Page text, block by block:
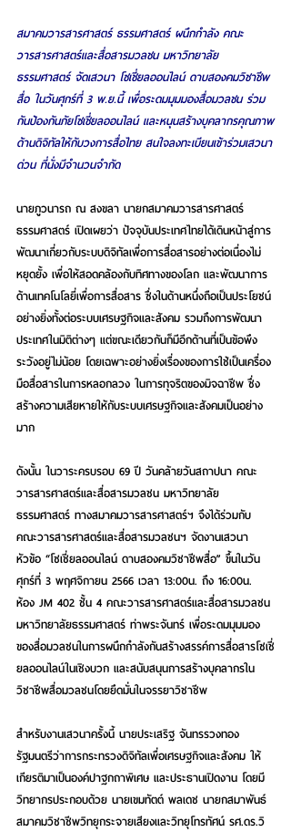
สมาคมวารสารศาสตร์ ธรรมศาสตร์ ผนึกกำลัง คณะ
วารสารศาสตร์และสื่อสารมวลชน มหาวิทยาลัย
ธรรมศาสตร์ จัดเสวนา โซเชี่ยลออนไลน์ ดาบสองคมวิชาชีพ
สื่อ ในวันศุกร์ที่ 3 พ.ย.นี้ เพื่อระดมมุมมองสื่อมวลชน ร่วม
กันป้องกันภัยโซเชี่ยลออนไลน์ และหนุนสร้างบุคลากรคุณภาพ
ด้านดิจิทัลให้กับวงการสื่อไทย สนใจลงทะเบียนเข้าร่วมเสวนา
ด่วน ที่นั่งมีจำนวนจำกัด
นายภูวนารถ ณ สงขลา นายกสมาคมวารสารศาสตร์
ธรรมศาสตร์ เปิดเผยว่า ปัจจุบันประเทศไทยได้เดินหน้าสู่การ
พัฒนาเกี่ยวกับระบบดิจิทัลเพื่อการสื่อสารอย่างต่อเนื่องไม่
หยุดยั้ง เพื่อให้สอดคล้องกับทิศทางของโลก และพัฒนาการ
ด้านเทคโนโลยี่เพื่อการสื่อสาร ซึ่งในด้านหนึ่งถือเป็นประโยชน์
อย่างยิ่งทั้งต่อระบบเศรษฐกิจและสังคม รวมถึงการพัฒนา
ประเทศในมิติต่างๆ แต่ขณะเดียวกันก็มีอีกด้านที่เป็นข้อพึง
ระวังอยู่ไม่น้อย โดยเฉพาะอย่างยิ่งเรื่องของการใช้เป็นเครื่อง
มือสื่อสารในการหลอกลวง ในการทุจริตของมิจฉาชีพ ซึ่ง
สร้างความเสียหายให้กับระบบเศรษฐกิจและสังคมเป็นอย่าง
มาก
ดังนั้น ในวาระครบรอบ 69 ปี วันคล้ายวันสถาปนา คณะ
วารสารศาสตร์และสื่อสารมวลชน มหาวิทยาลัย
ธรรมศาสตร์ ทางสมาคมวารสารศาสตร์ฯ จึงได้ร่วมกับ
คณะวารสารศาสตร์และสื่อสารมวลชนฯ จัดงานเสวนา
หัวข้อ “โซเชี่ยลออนไลน์ ดาบสองคมวิชาชีพสื่อ” ขึ้นในวัน
ศุกร์ที่ 3 พฤศจิกายน 2566 เวลา 13:00น. ถึง 16:00น.
ห้อง JM 402 ชั้น 4 คณะวารสารศาสตร์และสื่อสารมวลชน
มหาวิทยาลัยธรรมศาสตร์ ท่าพระจันทร์ เพื่อระดมมุมมอง
ของสื่อมวลชนในการผนึกกำลังกันสร้างสรรค์การสื่อสารโซเชี่
ยลออนไลน์ในเชิงบวก และสนับสนุนการสร้างบุคลากรใน
วิชาชีพสื่อมวลชนโดยยึดมั่นในจรรยาวิชาชีพ
สำหรับงานเสวนาครั้งนี้ นายประเสริฐ จันทรรวงทอง
รัฐมนตรีว่าการกระทรวงดิจิทัลเพื่อเศรษฐกิจและสังคม ให้
เกียรติมาเป็นองค์ปาฐกถาพิเศษ และประธานเปิดงาน โดยมี
วิทยากรประกอบด้วย นายเขมทัตต์ พลเดช นายกสมาพันธ์
สมาคมวิชาชีพวิทยุกระจายเสียงและวิทยุโทรทัศน์ รศ.ดร.วิ